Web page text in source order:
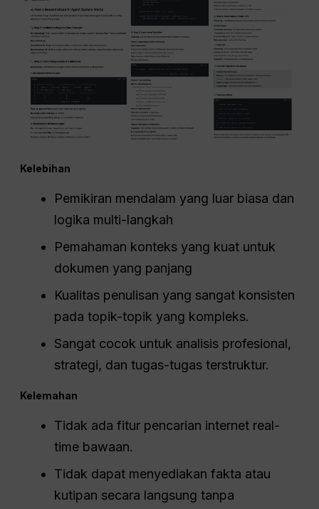
Kelebihan
Pemikiran mendalam yang luar biasa dan
logika multi-langkah
Pemahaman konteks yang kuat untuk
dokumen yang panjang
Kualitas penulisan yang sangat konsisten
pada topik-topik yang kompleks.
Sangat cocok untuk analisis profesional,
strategi, dan tugas-tugas terstruktur.
Kelemahan
Tidak ada fitur pencarian internet real-
time bawaan.
Tidak dapat menyediakan fakta atau
kutipan secara langsung tanpa